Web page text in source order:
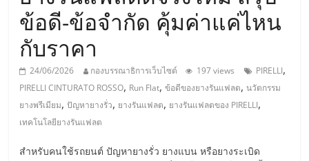
ส
เอ็
มอี
ข้อดี-ข้อจำกัด คุ้มค่าแค่ไหน
กับราคา
24/06/2026 กองบรรณาธิการเว็บไซต์ 197 views PIRELLI,
PIRELLI CINTURATO ROSSO, Run Flat,ข้อดีของยางรันแฟลต,นวัตกรรม
ยางพรีเมียม,ปัญหายางรั่ว, ยางรันแฟลต, ยางรันแฟลตของ PIRELLI,
เทคโนโลยียางรันแฟลต
สำหรับคนใช้รถยนต์ ปัญหายางรั่ว ยางแบน หรือยางระเบิด